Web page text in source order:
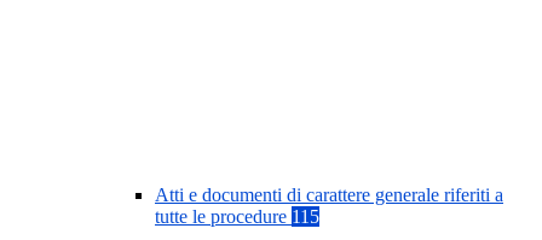
Atti e documenti di carattere generale riferiti a
tutte le procedure 115